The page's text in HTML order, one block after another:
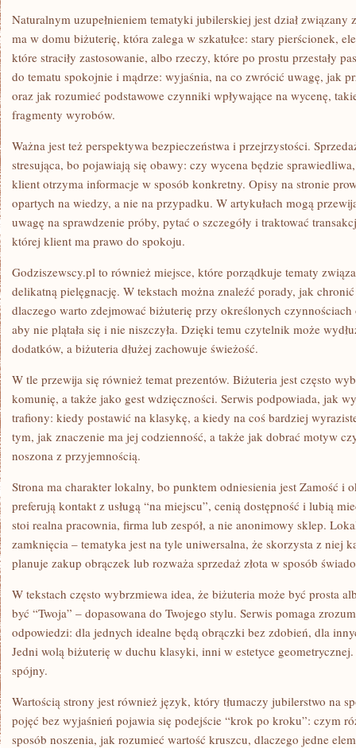
Naturalnym uzupełnieniem tematyki jubilerskiej jest dział związany
ma w domu biżuterię, która zalega w szkatułce: stary pierścionek,
które straciły zastosowanie, albo rzeczy, które po prostu przestały
do tematu spokojnie i mądrze: wyjaśnia, na co zwrócić uwagę, jak
oraz jak rozumieć podstawowe czynniki wpływające na wycenę,
fragmenty wyrobów.
Ważna jest też perspektywa bezpieczeństwa i przejrzystości.
stresująca, bo pojawiają się obawy: czy wycena będzie
klient otrzyma informacje w sposób konkretny. Opisy na stronie
opartych na wiedzy, a nie na przypadku. W artykułach mogą
uwagę na sprawdzenie próby, pytać o szczegóły i traktować
której klient ma prawo do spokoju.
Godziszewscy.pl to również miejsce, które porządkuje tematy
delikatną pielęgnację. W tekstach można znaleźć porady, jak
dlaczego warto zdejmować biżuterię przy określonych
aby nie plątała się i nie niszczyła. Dzięki temu czytelnik może
dodatków, a biżuteria dłużej zachowuje świeżość.
W tle przewija się również temat prezentów. Biżuteria jest często
komunię, a także jako gest wdzięczności. Serwis podpowiada, jak
trafiony: kiedy postawić na klasykę, a kiedy na coś bardziej
tym, jak znaczenie ma jej codzienność, a także jak dobrać motyw
noszona z przyjemnością.
Strona ma charakter lokalny, bo punktem odniesienia jest Zamość i
preferują kontakt z usługą “na miejscu”, cenią dostępność i lubią
stoi realna pracownia, firma lub zespół, a nie anonimowy sklep.
zamknięcia – tematyka jest na tyle uniwersalna, że skorzysta z niej
planuje zakup obrączek lub rozważa sprzedaż złota w sposób
W tekstach często wybrzmiewa idea, że biżuteria może być prosta
być “Twoja” – dopasowana do Twojego stylu. Serwis pomaga
odpowiedzi: dla jednych idealne będą obrączki bez zdobień, dla
Jedni wolą biżuterię w duchu klasyki, inni w estetyce
spójny.
Wartością strony jest również język, który tłumaczy jubilerstwo na
pojęć bez wyjaśnień pojawia się podejście “krok po kroku”: czym
sposób noszenia, jak rozumieć wartość kruszcu, dlaczego jedne